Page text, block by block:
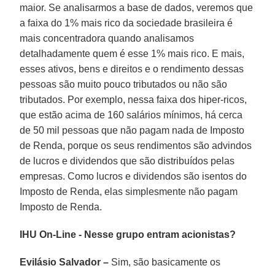
maior. Se analisarmos a base de dados, veremos que
a faixa do 1% mais rico da sociedade brasileira é
mais concentradora quando analisamos
detalhadamente quem é esse 1% mais rico. E mais,
esses ativos, bens e direitos e o rendimento dessas
pessoas são muito pouco tributados ou não são
tributados. Por exemplo, nessa faixa dos hiper-ricos,
que estão acima de 160 salários mínimos, há cerca
de 50 mil pessoas que não pagam nada de Imposto
de Renda, porque os seus rendimentos são advindos
de lucros e dividendos que são distribuídos pelas
empresas. Como lucros e dividendos são isentos do
Imposto de Renda, elas simplesmente não pagam
Imposto de Renda.
IHU On-Line - Nesse grupo entram acionistas?
Evilásio Salvador – Sim, são basicamente os